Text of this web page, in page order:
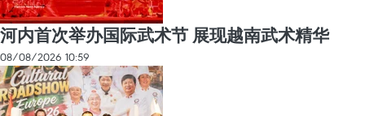
河内首次举办国际武术节 展现越南武术精华
08/08/2026 10:59